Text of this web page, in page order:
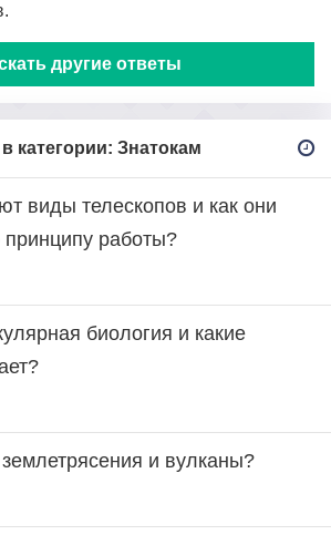
другие ответы
категории: Знатокам
виды телескопов и как они
работы?
биология и какие
и вулканы?